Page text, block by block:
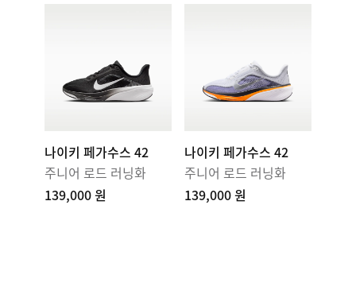
나이키 페가수스 42
주니어 로드 러닝화
139,000 원
나이키 페가수스 42
주니어 로드 러닝화
139,000 원